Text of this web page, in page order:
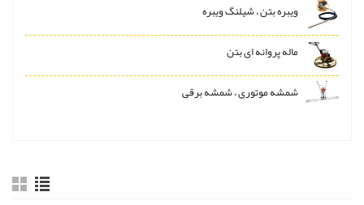
ویبره بتن ، شیلنگ ویبره
ماله پروانه ای بتن
شمشه موتوری ، شمشه برقی